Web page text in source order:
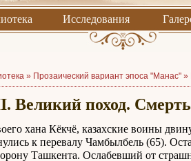
Исследования
» Прозаический вариант эпоса "Манас" »
Великий поход.
хана Кёкчё, казахские воины
к перевалу Чамбылбель (65).
Ташкента. Ослабевший от